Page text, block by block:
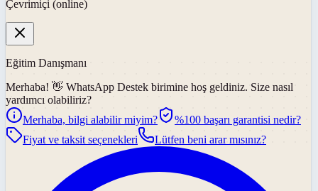
Çevrimiçi (online)
Eğitim Danışmanı
Merhaba! 👋 WhatsApp Destek birimine hoş geldiniz. Size nasıl
yardımcı olabiliriz?
Merhaba, bilgi alabilir miyim?
%100 başarı garantisi nedir?
Fiyat ve taksit seçenekleri
Lütfen beni arar mısınız?